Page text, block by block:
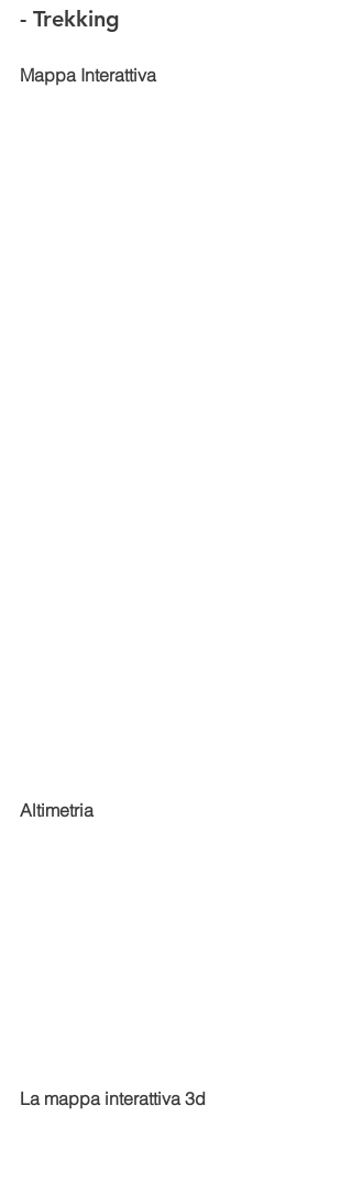
- Trekking
Mappa Interattiva
Altimetria
La mappa interattiva 3d